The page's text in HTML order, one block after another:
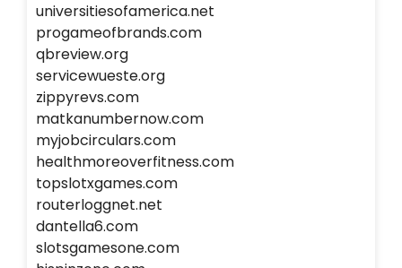
universitiesofamerica.net
progameofbrands.com
qbreview.org
servicewueste.org
zippyrevs.com
matkanumbernow.com
myjobcirculars.com
healthmoreoverfitness.com
topslotxgames.com
routerloggnet.net
dantella6.com
slotsgamesone.com